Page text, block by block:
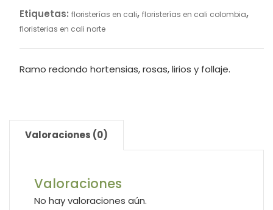
Etiquetas: floristerías en cali, floristerías en cali colombia,
floristerias en cali norte
Ramo redondo hortensias, rosas, lirios y follaje.
Valoraciones (0)
Valoraciones
No hay valoraciones aún.